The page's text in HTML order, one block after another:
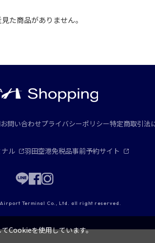
た商品がありません。
お問い合わせプライバシーポリシー特定商取引法
ル 羽田空港免税品事前予約サイト
Terminal Co., Ltd. all right reserved.
Cookieを使用しています。